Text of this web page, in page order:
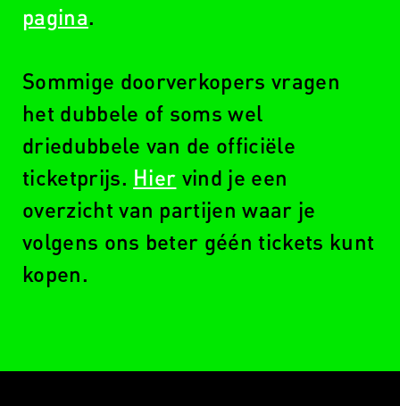
pagina.
Sommige doorverkopers vragen
het dubbele of soms wel
driedubbele van de officiële
ticketprijs. Hier vind je een
overzicht van partijen waar je
volgens ons beter géén tickets kunt
kopen.